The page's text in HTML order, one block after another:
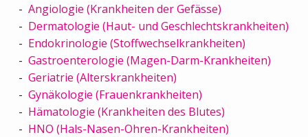
Angiologie (Krankheiten der Gefässe)
Dermatologie (Haut- und Geschlechtskrankheiten)
Endokrinologie (Stoffwechselkrankheiten)
Gastroenterologie (Magen-Darm-Krankheiten)
Geriatrie (Alterskrankheiten)
Gynäkologie (Frauenkrankheiten)
Hämatologie (Krankheiten des Blutes)
HNO (Hals-Nasen-Ohren-Krankheiten)